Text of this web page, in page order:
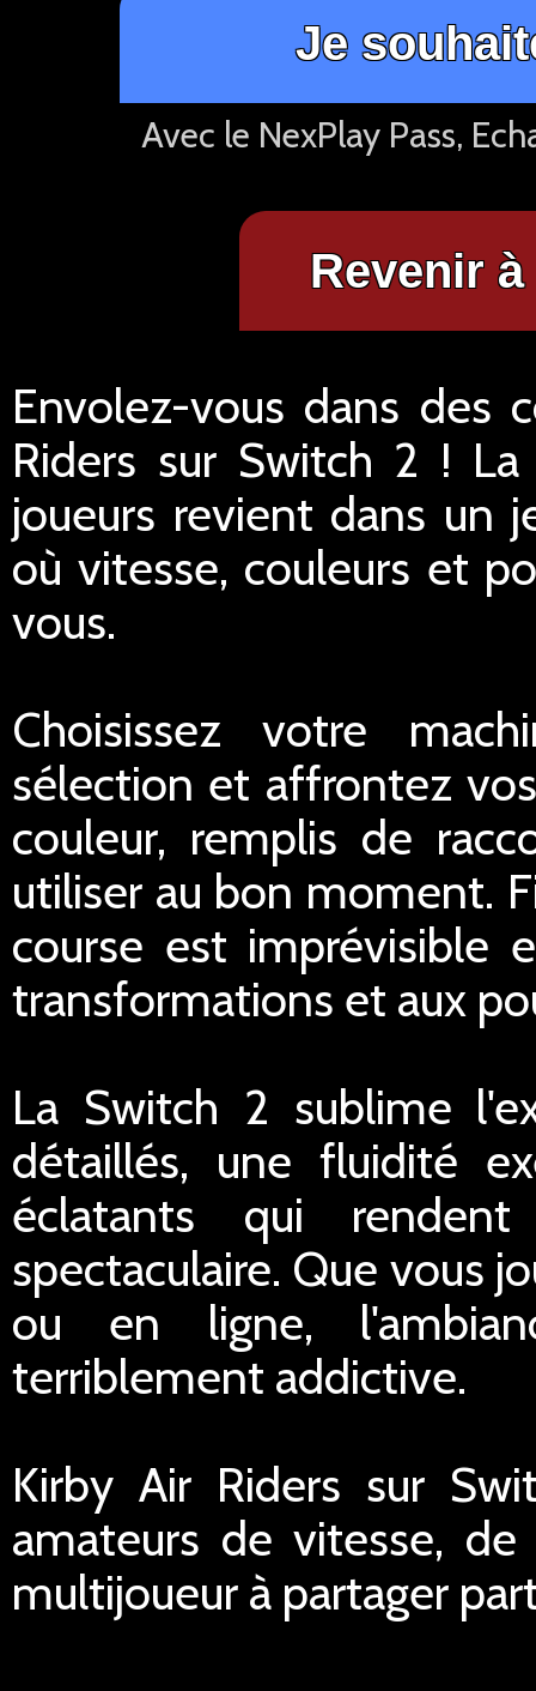
Je
Avec le NexPlay Pass,
Revenir
Envolez-vous dans des
Riders sur Switch 2 !
joueurs revient dans un
où vitesse, couleurs et
vous.
Choisissez votre
sélection et affrontez
couleur, remplis de
utiliser au bon moment.
course est imprévisible
transformations et aux
La Switch 2 sublime
détaillés, une fluidité
éclatants qui
spectaculaire. Que vous
ou en ligne,
terriblement addictive.
Kirby Air Riders sur
amateurs de vitesse,
multijoueur à partager